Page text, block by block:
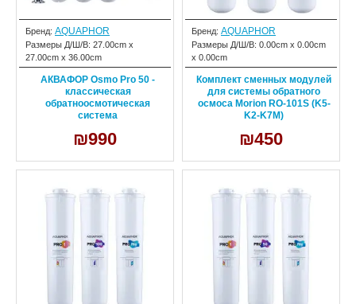
Бренд: AQUAPHOR
Размеры Д/Ш/В: 27.00cm x
27.00cm x 36.00cm
АКВАФОР Osmo Pro 50 -
классическая
обратноосмотическая
система
₪990
Бренд: AQUAPHOR
Размеры Д/Ш/В: 0.00cm x 0.00cm
x 0.00cm
Комплект сменных модулей
для системы обратного
осмоса Morion RO-101S (K5-
K2-K7M)
₪450